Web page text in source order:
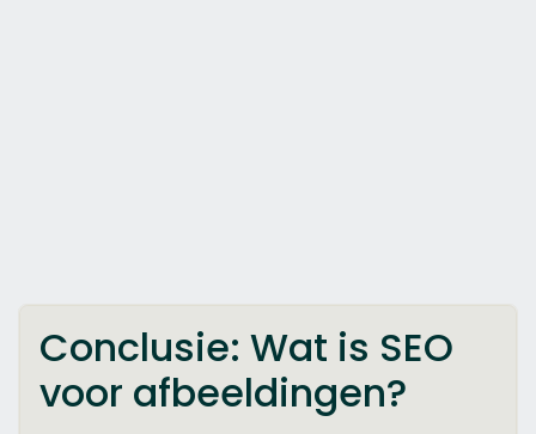
Conclusie: Wat is SEO
voor afbeeldingen?